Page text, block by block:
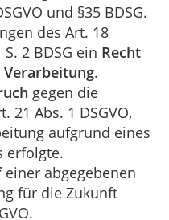
und §35 BDSG.
des Art. 18
2 BDSG ein Recht
.
gegen die
21 Abs. 1 DSGVO,
aufgrund eines
erfolgte.
einer abgegebenen
für die Zukunft